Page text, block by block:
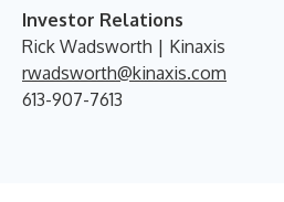
Investor Relations
Rick Wadsworth | Kinaxis
rwadsworth@kinaxis.com
613-907-7613